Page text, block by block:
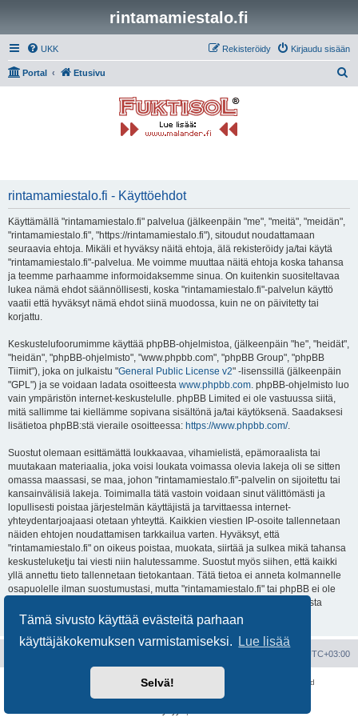
Tämä sivusto käyttää evästeitä parhaan
käyttäjäkokemuksen varmistamiseksi.
Lue lisää
Selvä!
rintamamiestalo.fi
UKK Kirjaudu sisään
Rekisteröidy
Portal Etusivu
rintamamiestalo.fi - Käyttöehdot
Käyttämällä "rintamamiestalo.fi" palvelua (jälkeenpäin "me", "meitä", "meidän",
"rintamamiestalo.fi", "https://rintamamiestalo.fi"), sitoudut noudattamaan
seuraavia ehtoja. Mikäli et hyväksy näitä ehtoja, älä rekisteröidy ja/tai käytä
"rintamamiestalo.fi"-palvelua. Me voimme muuttaa näitä ehtoja koska tahansa
ja teemme parhaamme informoidaksemme sinua. On kuitenkin suositeltavaa
lukea nämä ehdot säännöllisesti, koska "rintamamiestalo.fi"-palvelun käyttö
vaatii että hyväksyt nämä ehdot siinä muodossa, kuin ne on päivitetty tai
korjattu.
Keskustelufoorumimme käyttää phpBB-ohjelmistoa, (jälkeenpäin "he", "heidät",
"heidän", "phpBB-ohjelmisto", "www.phpbb.com", "phpBB Group", "phpBB
Tiimit"), joka on julkaistu "General Public License v2" -lisenssillä (jälkeenpäin
"GPL") ja se voidaan ladata osoitteesta www.phpbb.com. phpBB-ohjelmisto luo
vain ympäristön internet-keskustelulle. phpBB Limited ei ole vastuussa siitä,
mitä sallimme tai kiellämme sopivana sisältönä ja/tai käytöksenä. Saadaksesi
lisätietoa phpBB:stä vieraile osoitteessa: https://www.phpbb.com/.
Suostut olemaan esittämättä loukkaavaa, vihamielistä, epämoraalista tai
muutakaan materiaalia, joka voisi loukata voimassa olevia lakeja oli se sitten
omassa maassasi, se maa, johon "rintamamiestalo.fi"-palvelin on sijoitettu tai
kansainvälisiä lakeja. Toimimalla tätä vastoin voidaan sinut välittömästi ja
lopullisesti poistaa järjestelmän käyttäjistä ja tarvittaessa internet-
yhteydentarjoajaasi otetaan yhteyttä. Kaikkien viestien IP-osoite tallennetaan
näiden ehtojen noudattamisen tarkkailua varten. Hyväksyt, että
"rintamamiestalo.fi" on oikeus poistaa, muokata, siirtää ja sulkea mikä tahansa
keskusteluketju tai viesti niin halutessamme. Suostut myös siihen, että kaikki
yllä annettu tieto tallennetaan tietokantaan. Tätä tietoa ei anneta kolmannelle
osapuolelle ilman suostumustasi, mutta "rintamamiestalo.fi" tai phpBB ei ole
vastuussa mahdollisen tietoturvamurron aiheuttamasta tietojen vuodosta
ulkopuolisille tahoille.
UTC+03:00
Keskustelufoorumin ohjelmistophpBB
® Forum Software © phpBB Limited
Käännös: phpBB Suomi (lurttinen, harritapio, Pettis)